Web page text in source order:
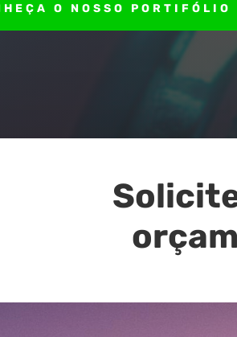
O NOSSO PORTIFÓLIO